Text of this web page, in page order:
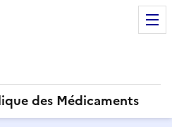
des Médicaments